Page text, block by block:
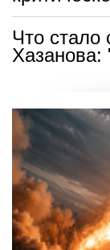
Что стало
Хазанова: